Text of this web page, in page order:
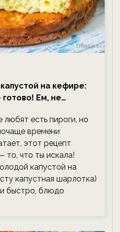
на кефире:
Ем, не
любят есть пироги, но
времени
этот рецепт
то, что ты искала!
капустой на
капустная шарлотка)
быстро, блюдо